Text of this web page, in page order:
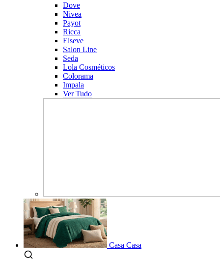
Dove
Nivea
Payot
Ricca
Elseve
Salon Line
Seda
Lola Cosméticos
Colorama
Impala
Ver Tudo
Casa Casa